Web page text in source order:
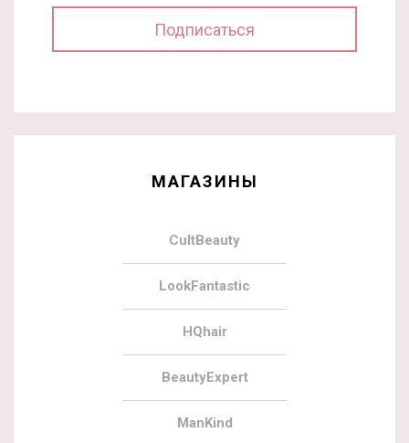
МАГАЗИНЫ
CultBeauty
LookFantastic
HQhair
BeautyExpert
ManKind